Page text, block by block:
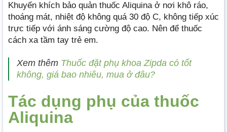
Khuyến khích bảo quản thuốc Aliquina ở nơi khô ráo,
thoáng mát, nhiệt độ không quá 30 độ C, không tiếp xúc
trực tiếp với ánh sáng cường độ cao. Nên để thuốc
cách xa tầm tay trẻ em.
Xem thêm Thuốc đặt phụ khoa Zipda có tốt
không, giá bao nhiêu, mua ở đâu?
Tác dụng phụ của thuốc
Aliquina